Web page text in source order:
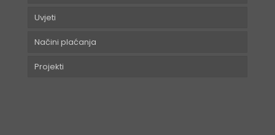
Uvjeti
Načini plaćanja
Projekti